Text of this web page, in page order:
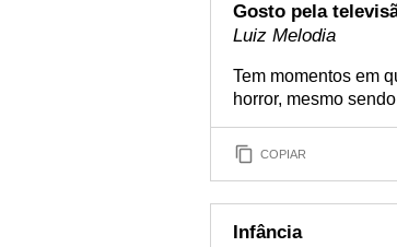
Gosto pela
Luiz Melodia
Tem momentos em
horror, mesmo
COPIAR
Infância